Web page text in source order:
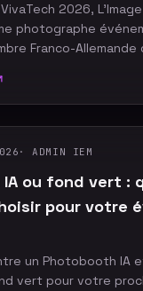
2026,
photographe
Franco-Allemande
1 350 invités. Notre
l'impression
de la
de photos imprimées
·ADMIN IEM
ou fond vert :
pour votre
un Photobooth IA
vert pour votre